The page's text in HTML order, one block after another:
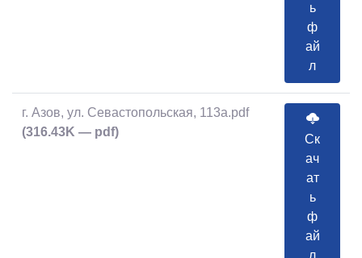
ь
ф
ай
л
г. Азов, ул. Севастопольская, 113а.pdf
(316.43K — pdf)
Ск
ач
ат
ь
ф
ай